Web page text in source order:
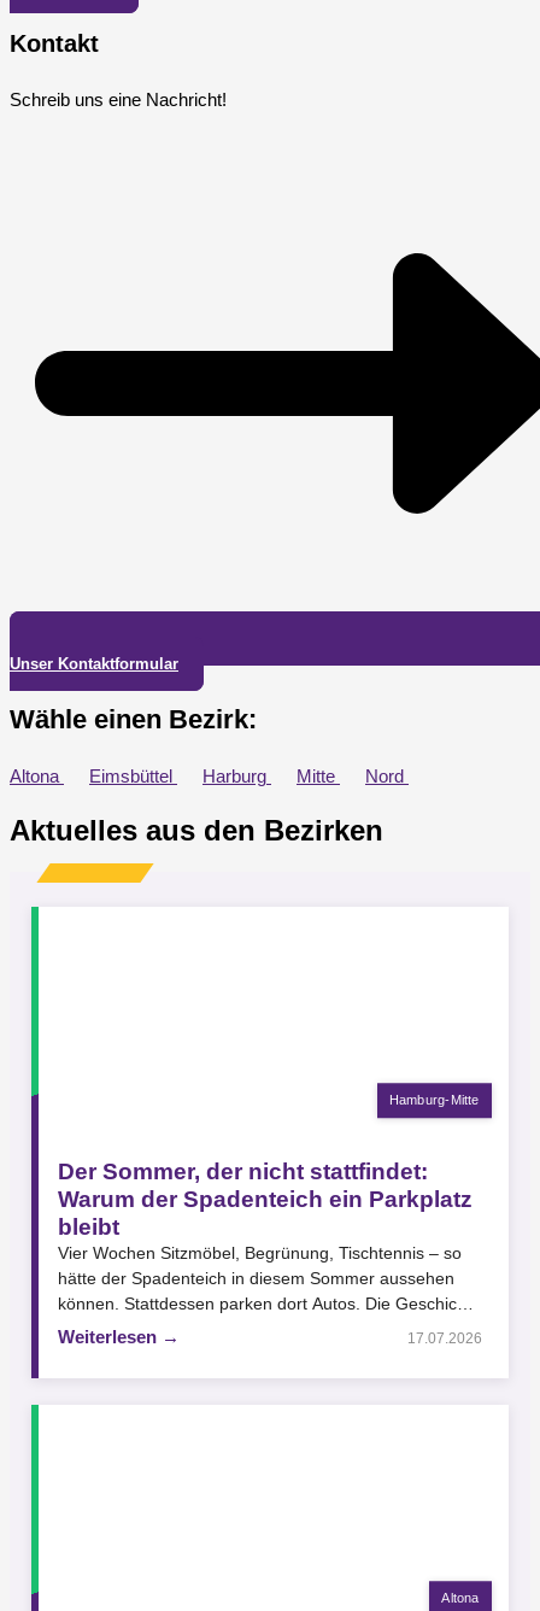
Kontakt
Schreib uns eine Nachricht!
Unser Kontaktformular
Wähle einen Bezirk:
Altona Eimsbüttel Harburg Mitte Nord
Aktuelles aus den Bezirken
Hamburg-Mitte
Der Sommer, der nicht stattfindet:
Warum der Spadenteich ein Parkplatz
bleibt
Vier Wochen Sitzmöbel, Begrünung, Tischtennis – so
hätte der Spadenteich in diesem Sommer aussehen
können. Stattdessen parken dort Autos. Die Geschichte
eines Platzes, den…
Weiterlesen → 17.07.2026
Altona